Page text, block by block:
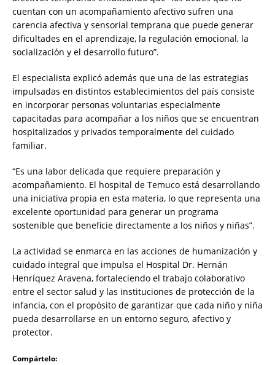
cuentan con un acompañamiento afectivo sufren una
carencia afectiva y sensorial temprana que puede generar
dificultades en el aprendizaje, la regulación emocional, la
socialización y el desarrollo futuro”.
El especialista explicó además que una de las estrategias
impulsadas en distintos establecimientos del país consiste
en incorporar personas voluntarias especialmente
capacitadas para acompañar a los niños que se encuentran
hospitalizados y privados temporalmente del cuidado
familiar.
“Es una labor delicada que requiere preparación y
acompañamiento. El hospital de Temuco está desarrollando
una iniciativa propia en esta materia, lo que representa una
excelente oportunidad para generar un programa
sostenible que beneficie directamente a los niños y niñas”.
La actividad se enmarca en las acciones de humanización y
cuidado integral que impulsa el Hospital Dr. Hernán
Henríquez Aravena, fortaleciendo el trabajo colaborativo
entre el sector salud y las instituciones de protección de la
infancia, con el propósito de garantizar que cada niño y niña
pueda desarrollarse en un entorno seguro, afectivo y
protector.
Compártelo: